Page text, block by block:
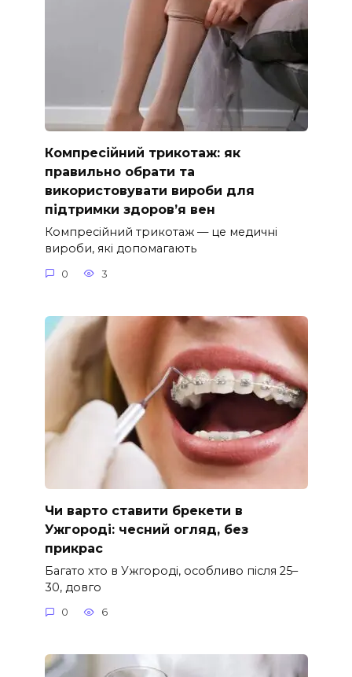
Компресійний трикотаж: як
правильно обрати та
використовувати вироби для
підтримки здоров’я вен
Компресійний трикотаж — це медичні
вироби, які допомагають
0 3
Чи варто ставити брекети в
Ужгороді: чесний огляд, без
прикрас
Багато хто в Ужгороді, особливо після 25–
30, довго
0 6